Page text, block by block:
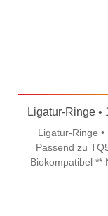
Ligatur-Ringe • 14mm, blau • Packung mit 100 Stück •
Passend zu TQ52 Ova-
Biokompatibel ** Nur für veterinärmedizinische Anwedung